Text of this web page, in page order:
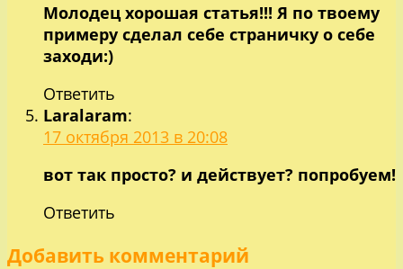
Молодец хорошая статья!!! Я по твоему
примеру сделал себе страничку о себе
заходи:)
Ответить
Laralaram:
17 октября 2013 в 20:08
вот так просто? и действует? попробуем!
Ответить
Добавить комментарий